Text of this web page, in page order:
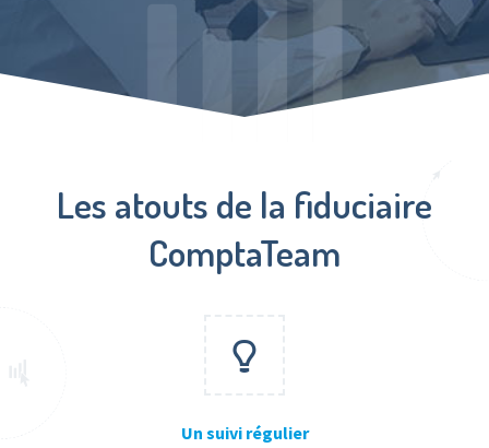
Les atouts de la fiduciaire
ComptaTeam
Un suivi régulier